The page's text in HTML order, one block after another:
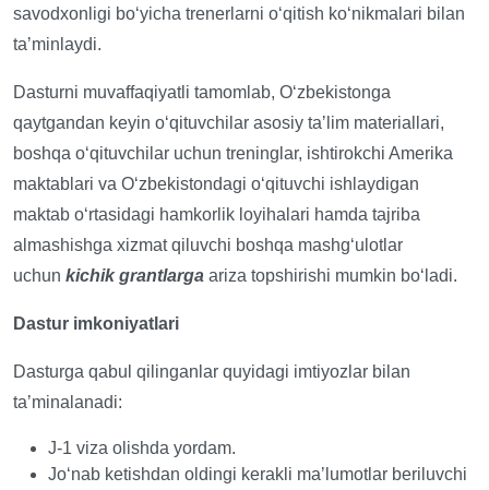
savodxonligi boʻyicha trenerlarni oʻqitish koʻnikmalari bilan
taʼminlaydi.
Dasturni muvaffaqiyatli tamomlab, Oʻzbekistonga
qaytgandan keyin oʻqituvchilar asosiy taʼlim materiallari,
boshqa oʻqituvchilar uchun treninglar, ishtirokchi Amerika
maktablari va Oʻzbekistondagi oʻqituvchi ishlaydigan
maktab oʻrtasidagi hamkorlik loyihalari hamda tajriba
almashishga xizmat qiluvchi boshqa mashgʻulotlar
uchun kichik grantlarga ariza topshirishi mumkin boʻladi.
Dastur imkoniyatlari
Dasturga qabul qilinganlar quyidagi imtiyozlar bilan
taʼminalanadi:
J-1 viza olishda yordam.
Joʻnab ketishdan oldingi kerakli maʼlumotlar beriluvchi